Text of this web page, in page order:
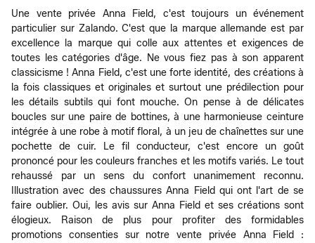
Une vente privée Anna Field, c'est toujours un événement
particulier sur Zalando. C'est que la marque allemande est par
excellence la marque qui colle aux attentes et exigences de
toutes les catégories d'âge. Ne vous fiez pas à son apparent
classicisme ! Anna Field, c'est une forte identité, des créations à
la fois classiques et originales et surtout une prédilection pour
les détails subtils qui font mouche. On pense à de délicates
boucles sur une paire de bottines, à une harmonieuse ceinture
intégrée à une robe à motif floral, à un jeu de chaînettes sur une
pochette de cuir. Le fil conducteur, c'est encore un goût
prononcé pour les couleurs franches et les motifs variés. Le tout
rehaussé par un sens du confort unanimement reconnu.
Illustration avec des chaussures Anna Field qui ont l'art de se
faire oublier. Oui, les avis sur Anna Field et ses créations sont
élogieux. Raison de plus pour profiter des formidables
promotions consenties sur notre vente privée Anna Field :